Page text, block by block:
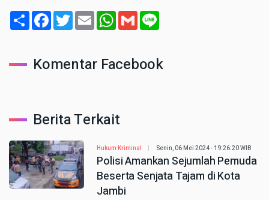
ShareFacebook
TwitterEmailWhatsApp
Gmail
Komentar Facebook
Berita Terkait
Hukum Kriminal Senin, 06 Mei 2024 - 19:26:20 WIB
Polisi Amankan Sejumlah Pemuda
Beserta Senjata Tajam di Kota
Jambi